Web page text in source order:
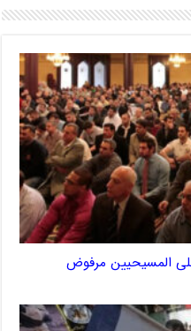
المسيحيين مرفوض